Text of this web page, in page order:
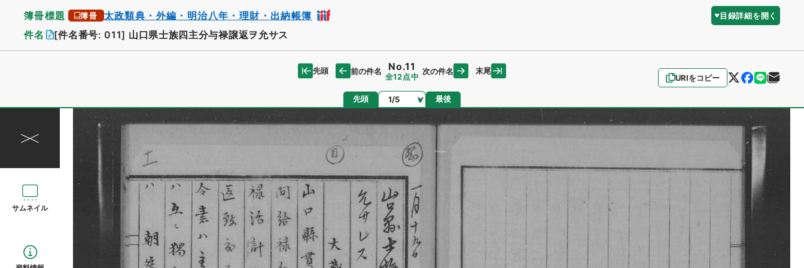
簿冊標題 簿冊 太政類典・外編・明治八年・理財・出納帳簿 目録詳細を開く
件名 [件名番号: 011] 山口県士族四主分与禄譲返ヲ允サス
URIをコピー
先頭 前の件名 No.11
全12点中
次の件名 末尾
先頭 ページ 最後
サムネイル